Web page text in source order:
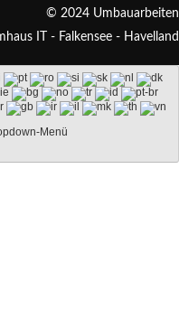
© 2024 Umbauarbeiten
IT - Falkensee - Havelland